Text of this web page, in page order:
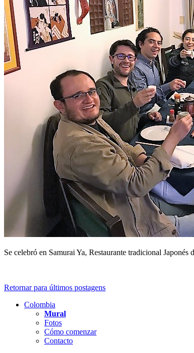
Se celebró en Samurai Ya, Restaurante tradicional
Retornar para últimos postagens
Colombia
Mural
Fotos
Cómo comenzar
Contacto